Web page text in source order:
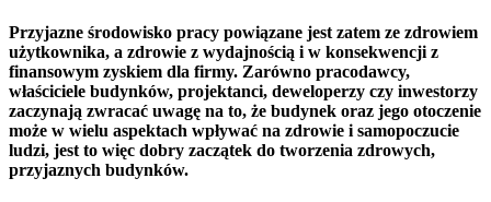
Przyjazne środowisko pracy powiązane jest zatem ze zdrowiem
użytkownika, a zdrowie z wydajnością i w konsekwencji z
finansowym zyskiem dla firmy. Zarówno pracodawcy,
właściciele budynków, projektanci, deweloperzy czy inwestorzy
zaczynają zwracać uwagę na to, że budynek oraz jego otoczenie
może w wielu aspektach wpływać na zdrowie i samopoczucie
ludzi, jest to więc dobry zaczątek do tworzenia zdrowych,
przyjaznych budynków.